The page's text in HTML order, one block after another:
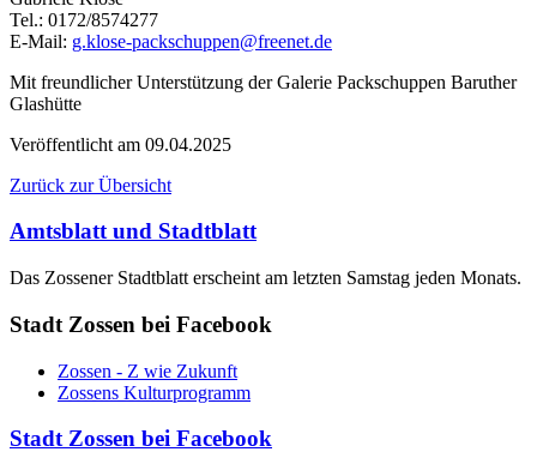
Tel.: 0172/8574277
E-Mail: g.klose-packschuppen@freenet.de
Mit freundlicher Unterstützung der Galerie Packschuppen Baruther
Glashütte
Veröffentlicht am 09.04.2025
Zurück zur Übersicht
Amtsblatt und Stadtblatt
Das Zossener Stadtblatt erscheint am letzten Samstag jeden Monats.
Stadt Zossen bei Facebook
Zossen - Z wie Zukunft
Zossens Kulturprogramm
Stadt Zossen bei Facebook